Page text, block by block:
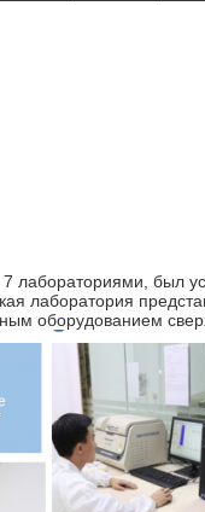
лабораториями, был
лаборатория
оборудованием